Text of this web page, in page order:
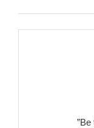
Be